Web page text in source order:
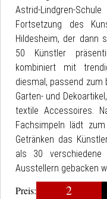
Astrid-Lindgren-
Fortsetzung des
Hildesheim, der dann
50 Künstler
kombiniert mit
diesmal, passend zum
Garten- und
textile Accessoires.
Fachsimpeln lädt
Getränken das
als 30
Ausstellern gebacken
Preis: 2